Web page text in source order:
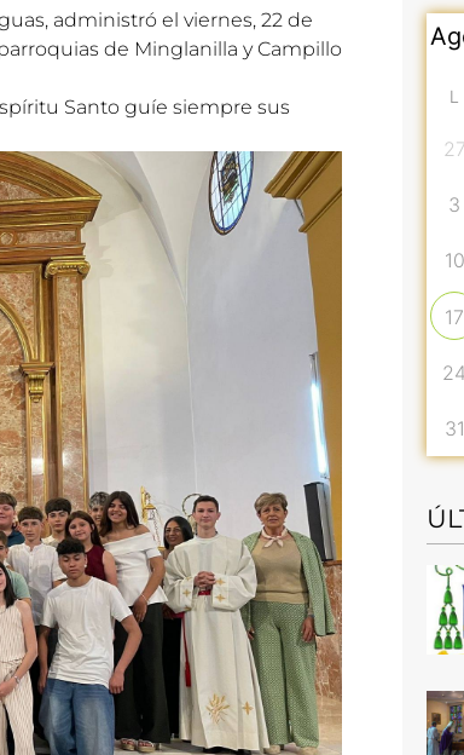
administró el viernes, 22 de
de Minglanilla y Campillo
Santo guíe siempre sus
L
27
3
10
17
24
31